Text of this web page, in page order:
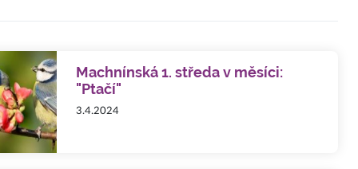
Machnínská 1. středa v měsíci:
"Ptačí"
3.4.2024